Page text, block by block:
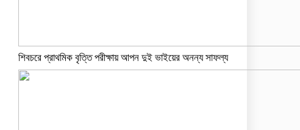
শিবচরে প্রাথমিক বৃত্তি পরীক্ষায় আপন দুই ভাইয়ের অনন্য সাফল্য